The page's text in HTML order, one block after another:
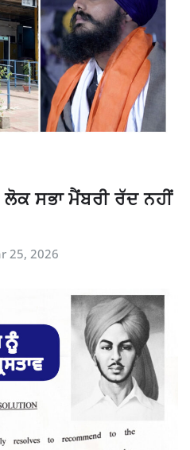
ਸਭਾ ਮੈਂਬਰੀ ਰੱਦ ਨਹੀਂ
25, 2026